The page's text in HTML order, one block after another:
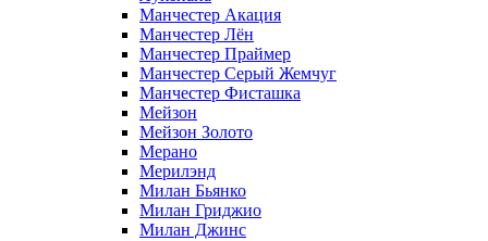
Манчестер Акация
Манчестер Лён
Манчестер Праймер
Манчестер Серый Жемчуг
Манчестер Фисташка
Мейзон
Мейзон Золото
Мерано
Мерилэнд
Милан Бьянко
Милан Гриджио
Милан Джинс